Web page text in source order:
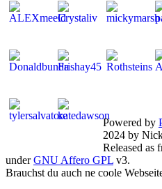
Powered by
2024 by
Released as
underGNU Affero GPL v3.
Brauchst du auch ne coole